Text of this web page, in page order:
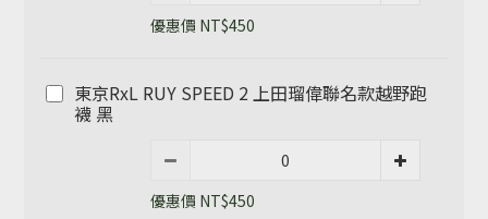
優惠價 NT$450
東京RxL RUY SPEED 2 上田瑠偉聯名款越野跑
襪 黑
優惠價 NT$450